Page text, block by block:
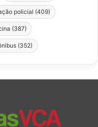
policial (409)
(387)
(352)